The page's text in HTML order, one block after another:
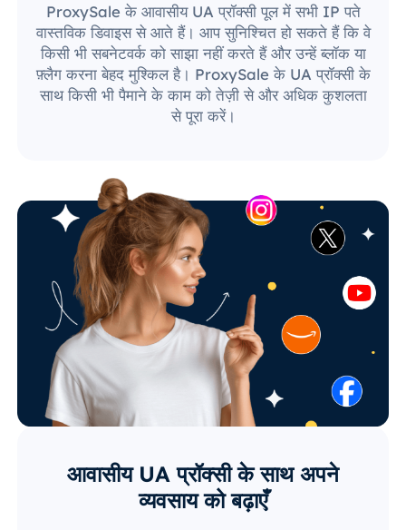
ProxySale के आवासीय UA प्रॉक्सी पूल में सभी IP पते
वास्तविक डिवाइस से आते हैं। आप सुनिश्चित हो सकते हैं कि वे
किसी भी सबनेटवर्क को साझा नहीं करते हैं और उन्हें ब्लॉक या
फ़्लैग करना बेहद मुश्किल है। ProxySale के UA प्रॉक्सी के
साथ किसी भी पैमाने के काम को तेज़ी से और अधिक कुशलता
से पूरा करें।
आवासीय UA प्रॉक्सी के साथ अपने
व्यवसाय को बढ़ाएँ